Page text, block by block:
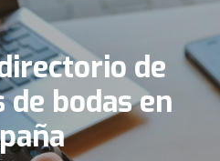
de
bodas en